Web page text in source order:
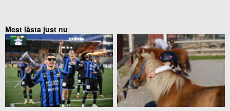
Mest lästa just nu